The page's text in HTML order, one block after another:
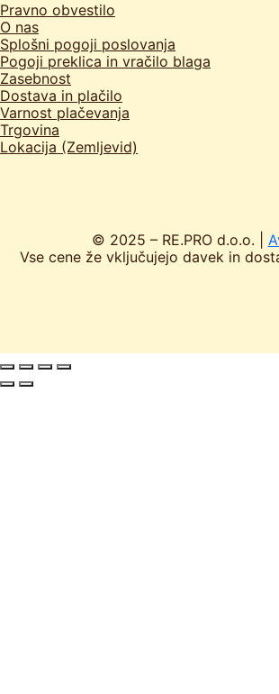
Pravno obvestilo
O nas
Splošni pogoji poslovanja
Pogoji preklica in vračilo blaga
Zasebnost
Dostava in plačilo
Varnost plačevanja
Trgovina
Lokacija (Zemljevid)
© 2025 – RE.PRO d.o.o. |
Vse cene že vključujejo davek in